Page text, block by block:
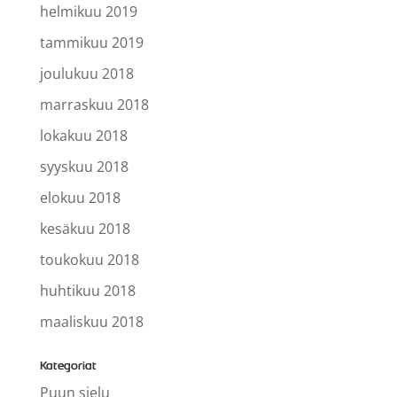
helmikuu 2019
tammikuu 2019
joulukuu 2018
marraskuu 2018
lokakuu 2018
syyskuu 2018
elokuu 2018
kesäkuu 2018
toukokuu 2018
huhtikuu 2018
maaliskuu 2018
Kategoriat
Puun sielu